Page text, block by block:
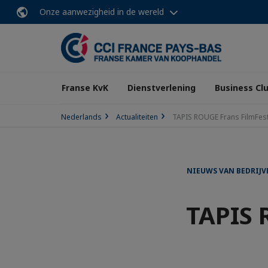
Onze aanwezigheid in de wereld
Franse KvK Dienstverlening Business
Nederlands Actualiteiten TAPIS ROUGE Frans
NIEUWS VAN
TAPIS